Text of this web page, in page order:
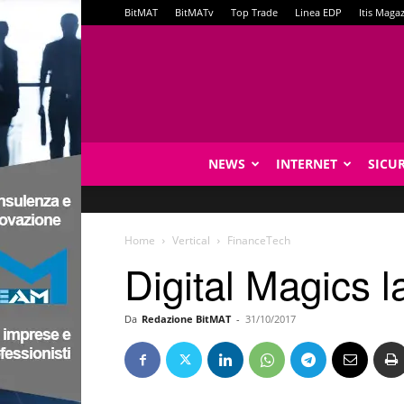
BitMAT BitMATv Top Trade Linea EDP Itis
NEWS INTERNET
Home Vertical FinanceTech
Digital Magics
Da Redazione BitMAT - 31/10/2017